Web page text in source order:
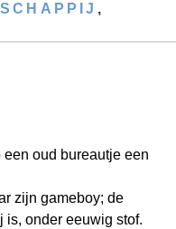
,
oud bureautje een
zijn gameboy; de
is, onder eeuwig stof.